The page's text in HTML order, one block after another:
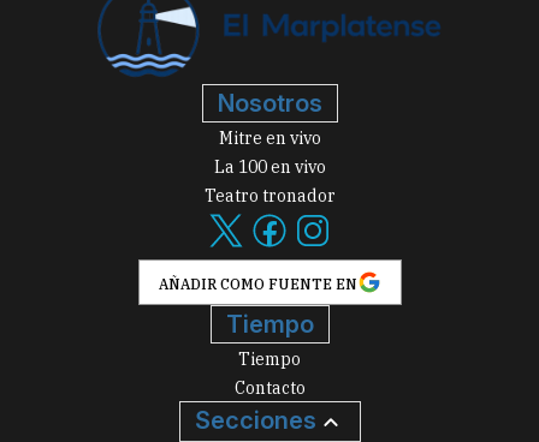
Nosotros
Mitre en vivo
La 100 en vivo
Teatro tronador
AÑADIR COMO FUENTE EN
Tiempo
Tiempo
Contacto
Secciones